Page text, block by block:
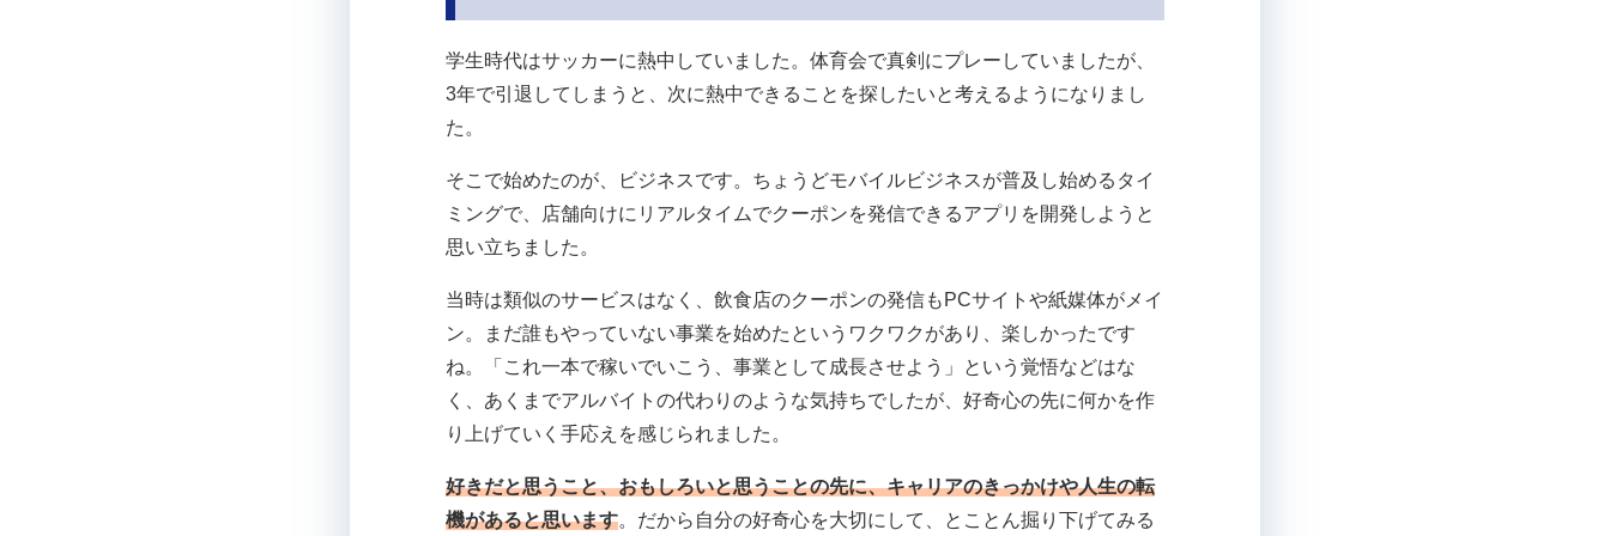
学生時代はサッカーに熱中していました。体育会で真剣にプレーしていましたが、
3年で引退してしまうと、次に熱中できることを探したいと考えるようになりまし
た。
そこで始めたのが、ビジネスです。ちょうどモバイルビジネスが普及し始めるタイ
ミングで、店舗向けにリアルタイムでクーポンを発信できるアプリを開発しようと
思い立ちました。
当時は類似のサービスはなく、飲食店のクーポンの発信もPCサイトや紙媒体がメイ
ン。まだ誰もやっていない事業を始めたというワクワクがあり、楽しかったです
ね。「これ一本で稼いでいこう、事業として成長させよう」という覚悟などはな
く、あくまでアルバイトの代わりのような気持ちでしたが、好奇心の先に何かを作
り上げていく手応えを感じられました。
好きだと思うこと、おもしろいと思うことの先に、キャリアのきっかけや人生の転
機があると思います。だから自分の好奇心を大切にして、とことん掘り下げてみる